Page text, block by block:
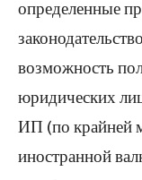
определенные
возможность
юридических
ИП (по крайней
иностранной